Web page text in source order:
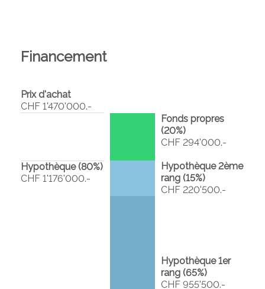
Financement
Prix d'achat
CHF 1'470'000.-
Fonds propres
(20%)
CHF 294'000.-
Hypothèque (80%)
CHF 1'176'000.-
Hypothèque 2ème
rang (15%)
CHF 220'500.-
Hypothèque 1er
rang (65%)
CHF 955'500.-